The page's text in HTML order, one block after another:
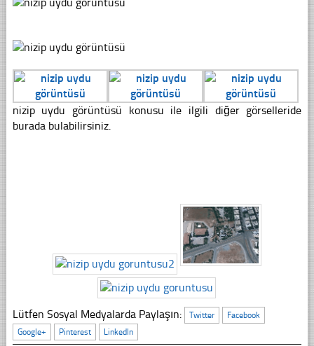
nizip uydu görüntüsü konusu ile ilgili diğer görselleride
burada bulabilirsiniz.
Lütfen Sosyal Medyalarda Paylaşın: Twitter
Facebook
Google+
Pinterest LinkedIn